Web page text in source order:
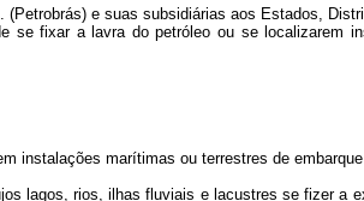
e suas subsidiárias aos Estados,
se fixar a lavra do petróleo ou se localizarem
instalações marítimas ou terrestres de
lagos, rios, ilhas fluviais e lacustres se fizer